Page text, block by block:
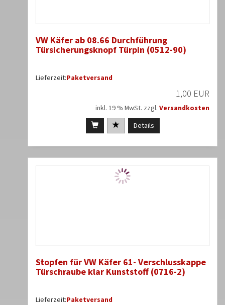
VW Käfer ab 08.66 Durchführung
Türsicherungsknopf Türpin (0512-90)
Lieferzeit:Paketversand
1,00 EUR
inkl. 19 % MwSt. zzgl. Versandkosten
Details
Stopfen für VW Käfer 61- Verschlusskappe
Türschraube klar Kunststoff (0716-2)
Lieferzeit:Paketversand